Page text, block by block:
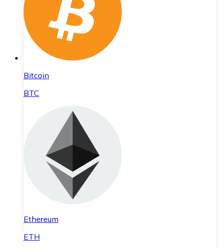
Bitcoin
BTC
Ethereum
ETH